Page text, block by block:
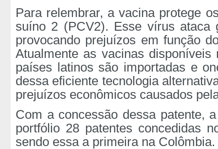
Para relembrar, a vacina protege
suíno 2 (PCV2). Esse vírus ataca
provocando prejuízos em função
Atualmente as vacinas
países latinos são importadas e
dessa eficiente tecnologia
prejuízos econômicos causados
Com a concessão dessa patente,
portfólio 28 patentes concedidas
sendo essa a primeira na Colômbia.